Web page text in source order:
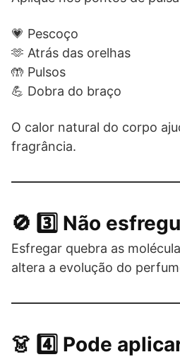
💗 Pescoço
🫶 Atrás das orelhas
🤲 Pulsos
💪 Dobra do braço
O calor natural do corpo
fragrância.
🚫 3️⃣ Não
Esfregar quebra as
altera a evolução do
👗 4️⃣ Pode